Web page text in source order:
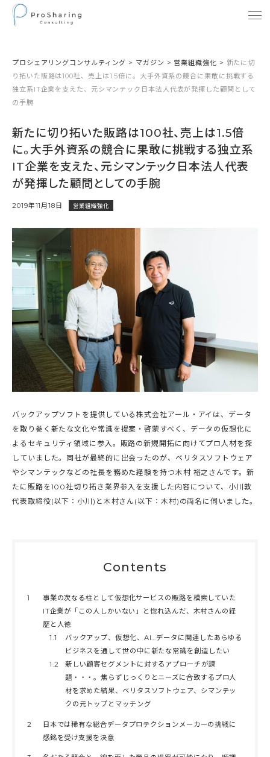
プロシェアリングコンサルティング > マガジン > 営業組織強化 > 新たに切
り拓いた販路は100社、売上は1.5倍に。大手外資系の競合に果敢に挑戦する
独立系IT企業を支えた、元シマンテック日本法人代表が発揮した顧問として
の手腕
新たに切り拓いた販路は100社、売上は1.5倍
に。大手外資系の競合に果敢に挑戦する独立系
IT企業を支えた、元シマンテック日本法人代表
が発揮した顧問としての手腕
2019年11月18日 営業組織強化
バックアップソフトを提供している株式会社アール・アイは、データ
を取り巻く新たな文化や常識を提案・啓蒙すべく、データの仮想化に
よるセキュリティ領域に参入。販路の新規開拓に向けてプロ人材を探
していました。同社が最終的に出会ったのが、ベリタスソフトウェア
やシマンテックなどの社長を務めた経験を持つ木村 裕之さんです。新
たに販路を100社切り拓き業界参入を支援した内容について、小川敦
代表取締役(以下：小川)と木村さん(以下：木村)の両名に伺いました。
Contents
1
事業の次なる柱として仮想化サービスの販路を模索していた
IT企業が「この人しかいない」と惚れ込んだ、木村さんの経
歴と人徳
1.1
バックアップ、仮想化、AI…データに関連したあらゆる
ビジネスを通して世の中に新たな常識を創造したい
1.2
新しい顧客セグメントに対するアプローチが課
題・・・。焦らずじっくりとニーズに合致するプロ人
材を求めた結果、ベリタスソフトウェア、シマンテッ
クの元トップとマッチング
2
日本では稀有な総合データプロテクションメーカーの挑戦に
感銘を受け支援を決意